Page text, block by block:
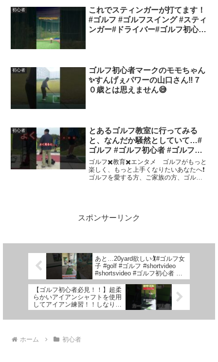
初心者
これでスティンガーが打てます！
#ゴルフ #ゴルフスイング #スティ
ンガー#ドライバー#ゴルフ初心者
初心者
ゴルフ初心者マークのモモちゃん
✨️すんげぇパワーの山口さん‼️７
０歳とは思えません😅
初心者
とあるゴルフ教室に行ってみる
と、なんだか騒然としていて…#
ゴルフ #ゴルフ初心者 #ゴルフ場
#golf #golfcourse #ジュニゴル#
トナミロイヤルゴルフ倶楽部
ゴルフ✖️教育✖️エンタメ ゴルフがもっと
楽しく、もっと上手くなりたいあなたへ❗️
ゴルフを愛する方、ご家族の方、ゴルフ
スポンサーリンク
あと…20yard欲しい🏌️#ゴルフ女
子 #golf #ゴルフ #shortvideo
#shortsvideo #ゴルフ初心者 #
ゴルフスイング #ゴルフドライ
バー
【ゴルフ初心者必見！！】超柔
らかいアイアンシャフトを使用
してアイアン練習！！しなりを
感じることでスイングが激
変！？
ホーム 初心者